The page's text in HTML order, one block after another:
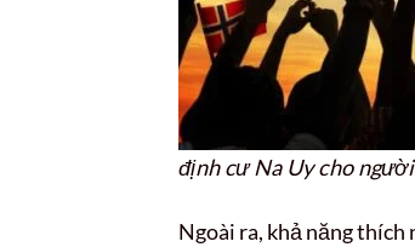
định cư Na Uy cho
Ngoài ra, khả năng thích